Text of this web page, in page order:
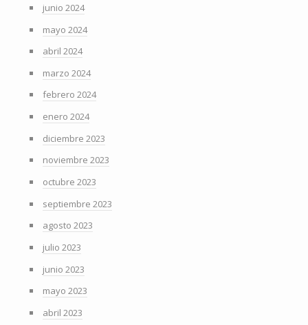
junio 2024
mayo 2024
abril 2024
marzo 2024
febrero 2024
enero 2024
diciembre 2023
noviembre 2023
octubre 2023
septiembre 2023
agosto 2023
julio 2023
junio 2023
mayo 2023
abril 2023